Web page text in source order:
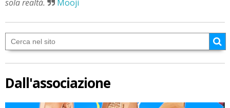
sola realtà.
Mooji
Dall'associazione